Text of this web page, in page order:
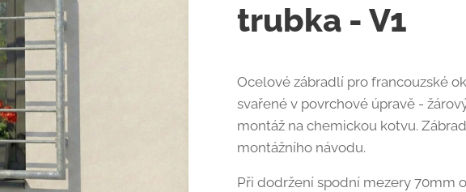
trubka - V1
Ocelové zábradlí pro francouzské
svařené v povrchové úpravě -
montáž na chemickou kotvu.
montážního návodu.
Při dodržení spodní mezery 70mm